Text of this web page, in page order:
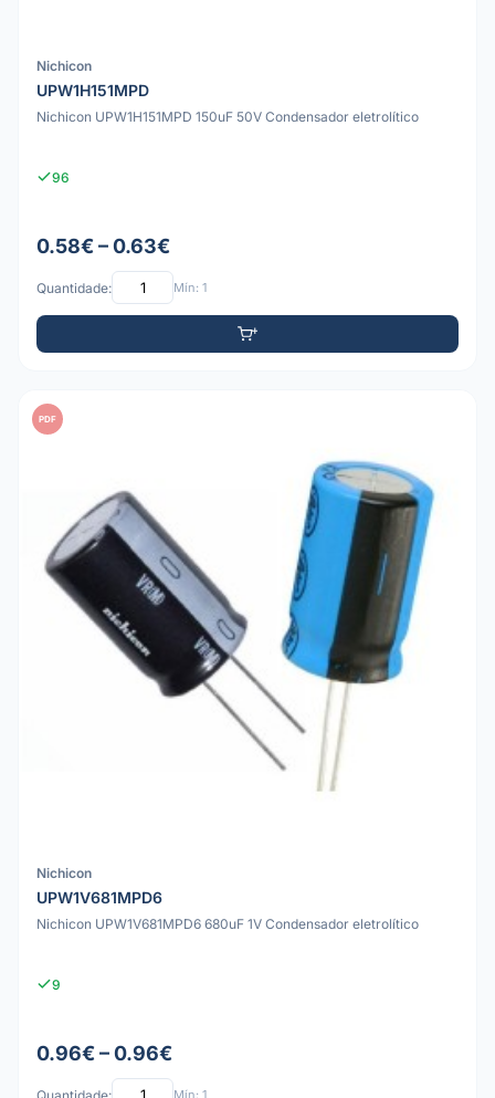
Nichicon
UPW1H151MPD
Nichicon UPW1H151MPD 150uF 50V Condensador eletrolítico
96
0.58€ – 0.63€
Quantidade: Mín: 1
PDF
Nichicon
UPW1V681MPD6
Nichicon UPW1V681MPD6 680uF 1V Condensador eletrolítico
9
0.96€ – 0.96€
Mín: 1